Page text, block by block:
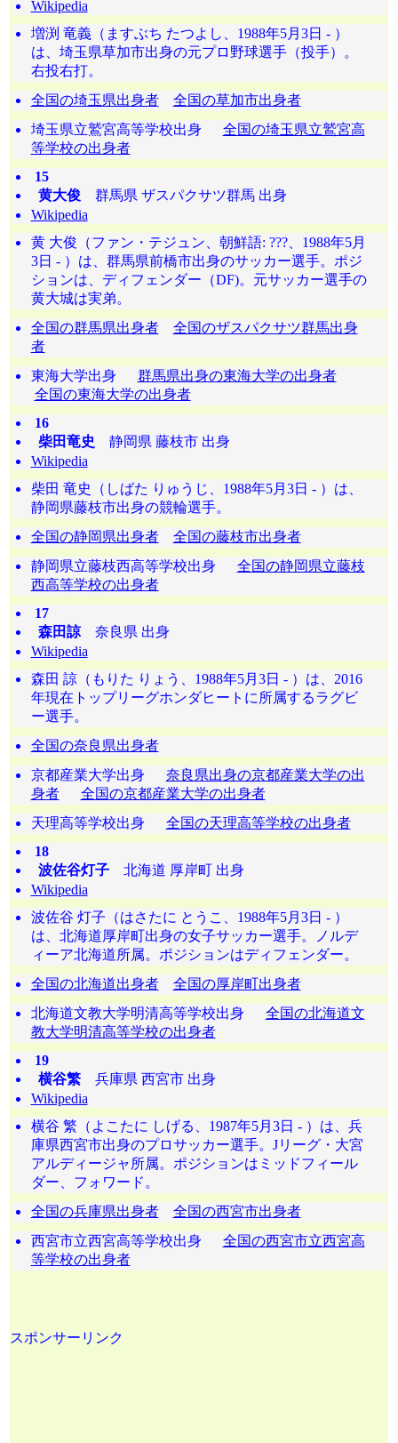
Wikipedia
増渕 竜義（ますぶち たつよし、1988年5月3日 - ）
は、埼玉県草加市出身の元プロ野球選手（投手）。
右投右打。
全国の埼玉県出身者
全国の草加市出身者
埼玉県立鷲宮高等学校出身 全国の埼玉県立鷲宮高
等学校の出身者
15
黄大俊 群馬県 ザスパクサツ群馬 出身
Wikipedia
黄 大俊（ファン・テジュン、朝鮮語: ???、1988年5月
3日 - ）は、群馬県前橋市出身のサッカー選手。ポジ
ションは、ディフェンダー（DF)。元サッカー選手の
黄大城は実弟。
全国の群馬県出身者
全国のザスパクサツ群馬出身
者
東海大学出身 群馬県出身の東海大学の出身者
全国の東海大学の出身者
16
柴田竜史 静岡県 藤枝市 出身
Wikipedia
柴田 竜史（しばた りゅうじ、1988年5月3日 - ）は、
静岡県藤枝市出身の競輪選手。
全国の静岡県出身者
全国の藤枝市出身者
静岡県立藤枝西高等学校出身 全国の静岡県立藤枝
西高等学校の出身者
17
森田諒奈良県 出身
Wikipedia
森田 諒（もりた りょう、1988年5月3日 - ）は、2016
年現在トップリーグホンダヒートに所属するラグビ
ー選手。
全国の奈良県出身者
京都産業大学出身 奈良県出身の京都産業大学の出
身者
全国の京都産業大学の出身者
天理高等学校出身 全国の天理高等学校の出身者
18
波佐谷灯子北海道 厚岸町 出身
Wikipedia
波佐谷 灯子（はさたに とうこ、1988年5月3日 - ）
は、北海道厚岸町出身の女子サッカー選手。ノルデ
ィーア北海道所属。ポジションはディフェンダー。
全国の北海道出身者
全国の厚岸町出身者
北海道文教大学明清高等学校出身 全国の北海道文
教大学明清高等学校の出身者
19
横谷繁兵庫県 西宮市 出身
Wikipedia
横谷 繁（よこたに しげる、1987年5月3日 - ）は、兵
庫県西宮市出身のプロサッカー選手。Jリーグ・大宮
アルディージャ所属。ポジションはミッドフィール
ダー、フォワード。
全国の兵庫県出身者
全国の西宮市出身者
西宮市立西宮高等学校出身 全国の西宮市立西宮高
等学校の出身者
スポンサーリンク